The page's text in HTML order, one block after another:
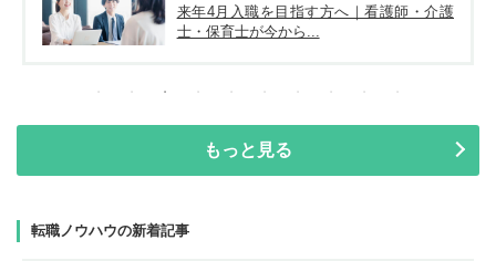
来年4月入職を目指す方へ｜看護師・介護
士・保育士が今から...
もっと見る
転職ノウハウの新着記事